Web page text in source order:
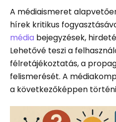
A médiaismeret
hírek kritikus
média bejegyzések,
Lehetővé teszi a
félretájékoztatás, a
felismerését. A
a következőképpen